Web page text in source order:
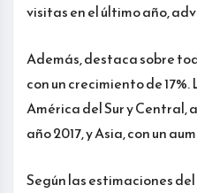
visitas en el último año,
Además, destaca sobre
con un crecimiento de
América del Sur y Central,
año 2017, y Asia, con un
Según las estimaciones